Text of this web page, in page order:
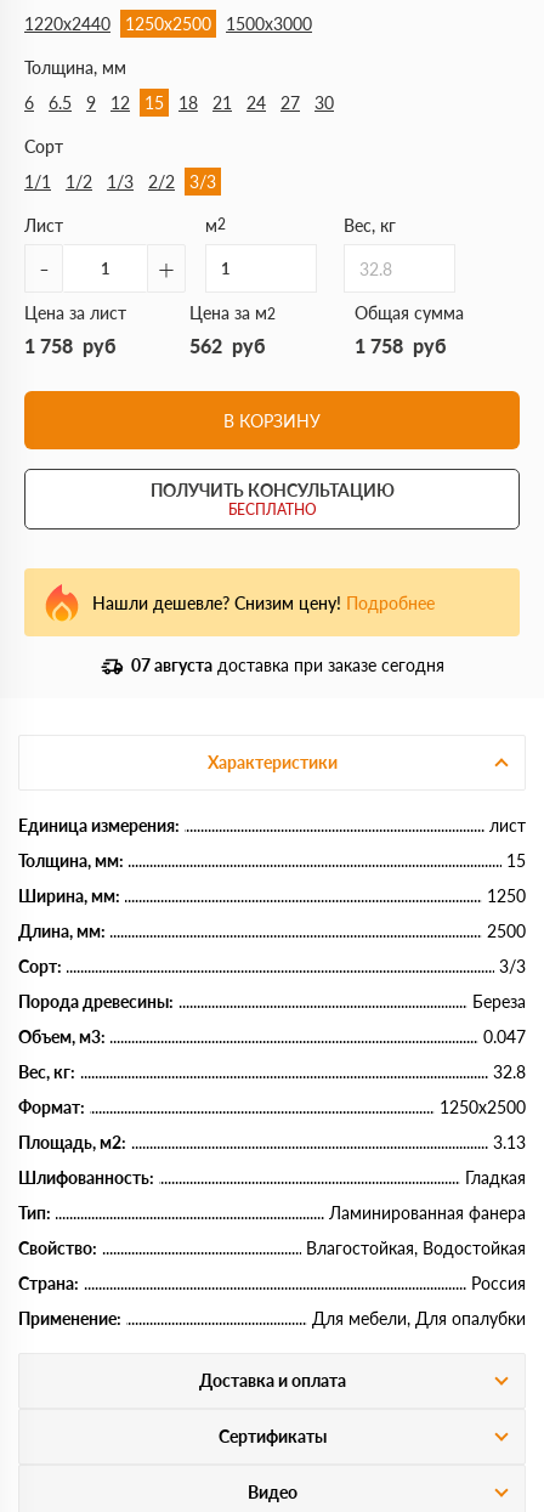
1220х2440
1250х2500 1500х3000
Толщина, мм
6
6.5 9 12 15 18 21 24 27 30
Сорт
1/1
1/2 1/3 2/2 3/3
Лист
- +
м2 Вес, кг
32.8
Цена за лист
1 758 руб
Цена за м2
562 руб
Общая сумма
1 758 руб
В КОРЗИНУ
ПОЛУЧИТЬ КОНСУЛЬТАЦИЮ
БЕСПЛАТНО
Нашли дешевле? Снизим цену! Подробнее
07 августа доставка при заказе сегодня
Характеристики
Единица измерения:
лист
Толщина, мм:
15
Ширина, мм:
1250
Длина, мм:
2500
Сорт:
3/3
Порода древесины:
Береза
Объем, м3:
0.047
Вес, кг:
32.8
Формат:
1250х2500
Площадь, м2:
3.13
Шлифованность:
Гладкая
Тип:
Ламинированная фанера
Свойство:
Влагостойкая, Водостойкая
Страна:
Россия
Применение:
Для мебели, Для опалубки
Доставка и оплата
Сертификаты
Видео